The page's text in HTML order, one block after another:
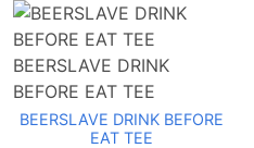
BEERSLAVE DRINK
BEFORE EAT TEE
BEERSLAVE DRINK BEFORE
EAT TEE